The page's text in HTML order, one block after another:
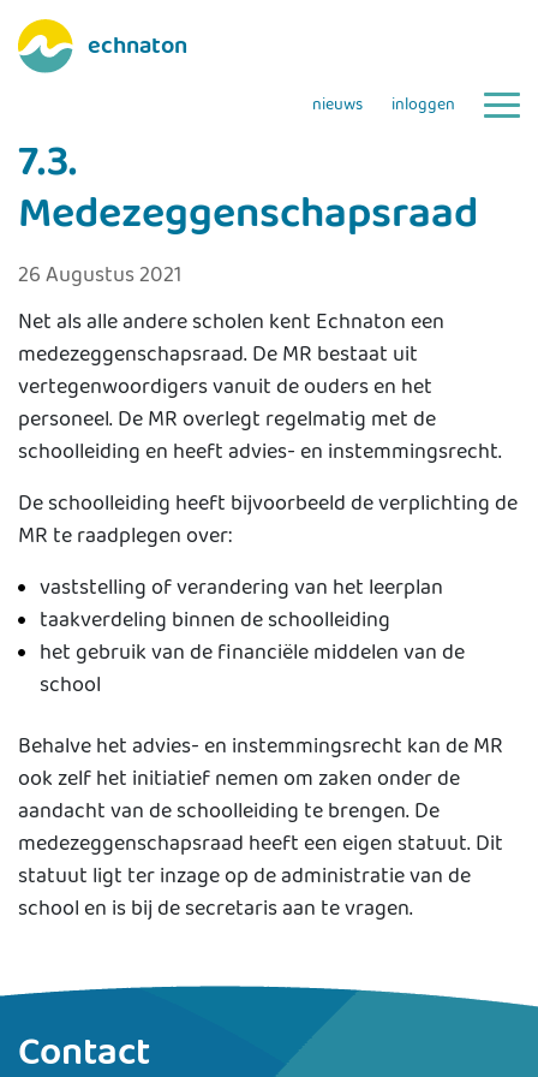
echnaton
nieuws inloggen
7.3.
Medezeggenschapsraad
26 Augustus 2021
Net als alle andere scholen kent Echnaton een
medezeggenschapsraad. De MR bestaat uit
vertegenwoordigers vanuit de ouders en het
personeel. De MR overlegt regelmatig met de
schoolleiding en heeft advies- en instemmingsrecht.
De schoolleiding heeft bijvoorbeeld de verplichting de
MR te raadplegen over:
vaststelling of verandering van het leerplan
taakverdeling binnen de schoolleiding
het gebruik van de financiële middelen van de
school
Behalve het advies- en instemmingsrecht kan de MR
ook zelf het initiatief nemen om zaken onder de
aandacht van de schoolleiding te brengen. De
medezeggenschapsraad heeft een eigen statuut. Dit
statuut ligt ter inzage op de administratie van de
school en is bij de secretaris aan te vragen.
Contact